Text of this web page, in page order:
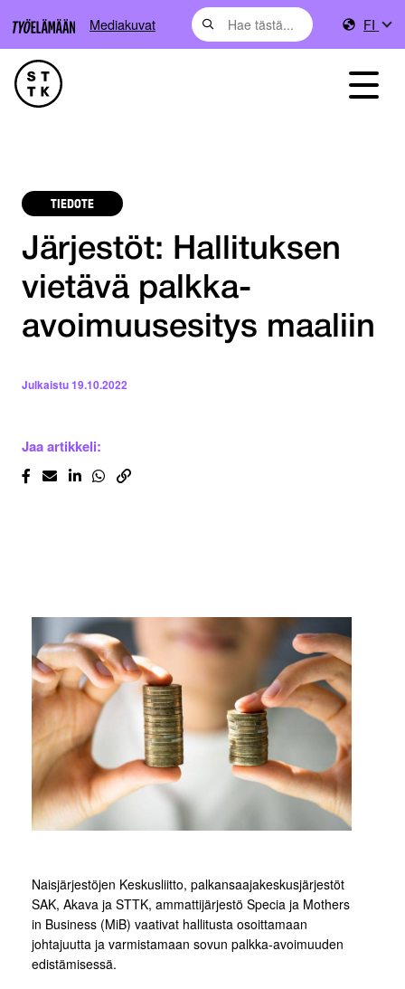
Mediakuvat FI
TIEDOTE
Järjestöt: Hallituksen
vietävä palkka-
avoimuusesitys maaliin
Julkaistu19.10.2022
Jaa artikkeli:
Naisjärjestöjen Keskusliitto, palkansaajakeskusjärjestöt
SAK, Akava ja STTK, ammattijärjestö Specia ja Mothers
in Business (MiB) vaativat hallitusta osoittamaan
johtajuutta ja varmistamaan sovun palkka-avoimuuden
edistämisessä.